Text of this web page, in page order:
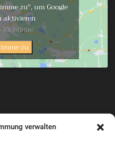
verwalten
zu", um Google
aktivieren
Richtlinie
zu